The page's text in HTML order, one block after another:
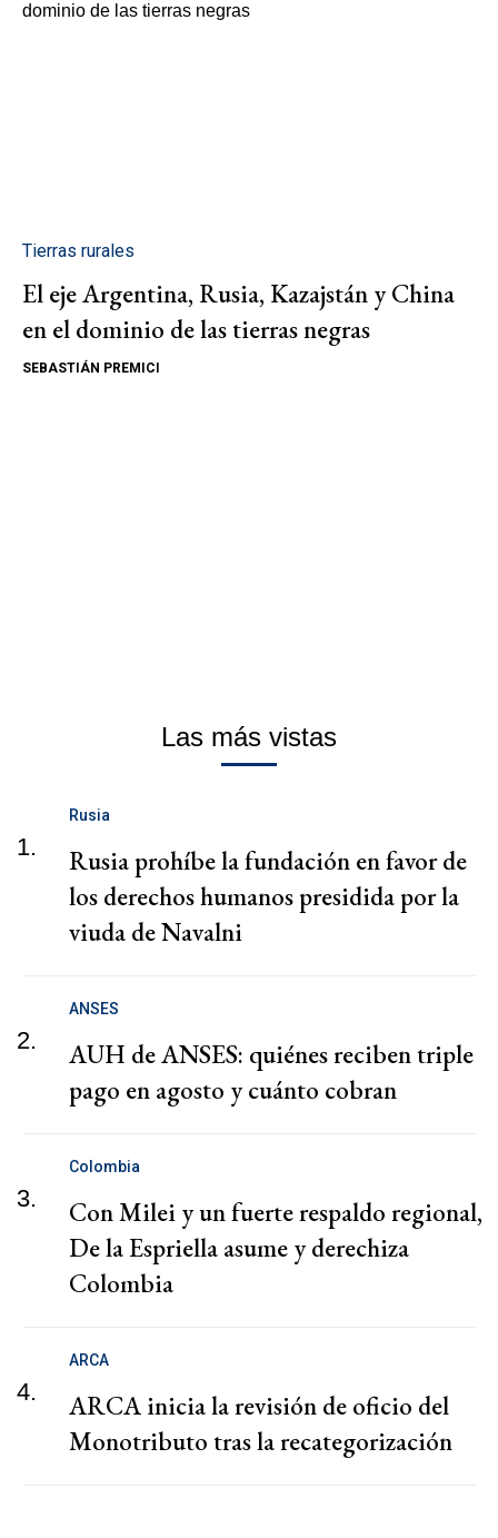
Tierras rurales
El eje Argentina, Rusia, Kazajstán y China
en el dominio de las tierras negras
SEBASTIÁN PREMICI
Las más vistas
1.
Rusia
Rusia prohíbe la fundación en favor de
los derechos humanos presidida por la
viuda de Navalni
2.
ANSES
AUH de ANSES: quiénes reciben triple
pago en agosto y cuánto cobran
3.
Colombia
Con Milei y un fuerte respaldo regional,
De la Espriella asume y derechiza
Colombia
4.
ARCA
ARCA inicia la revisión de oficio del
Monotributo tras la recategorización